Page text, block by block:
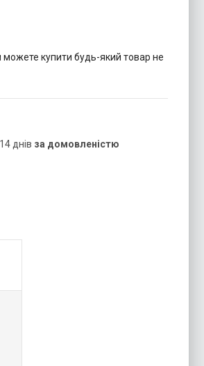
можете купити будь-який товар не
днів за домовленістю